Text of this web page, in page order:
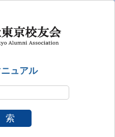
ュアル
索